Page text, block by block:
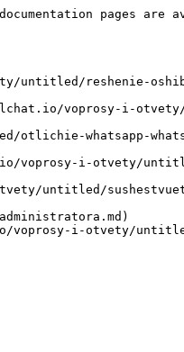
pages are
untitled/reshenie-
voprosy-i-
otlichie-whatsapp-
voprosy-i-otvety/
otvety/untitled/
voprosy-i-otvety/